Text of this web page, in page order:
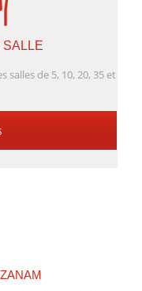
SALLE
de 5, 10, 20, 35 et